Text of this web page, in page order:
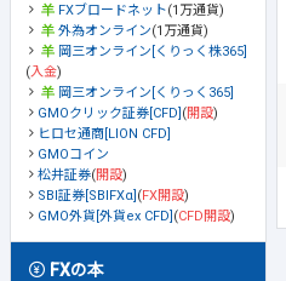
FXブロードネット(1万通貨)
外為オンライン(1万通貨)
岡三オンライン[くりっく株365]
(入金)
岡三オンライン[くりっく365]
GMOクリック証券[CFD] (開設)
ヒロセ通商[LION CFD]
GMOコイン
松井証券(開設)
SBI証券[SBIFXα] (FX開設)
GMO外貨[外貨ex CFD] (CFD開設)
FXの本